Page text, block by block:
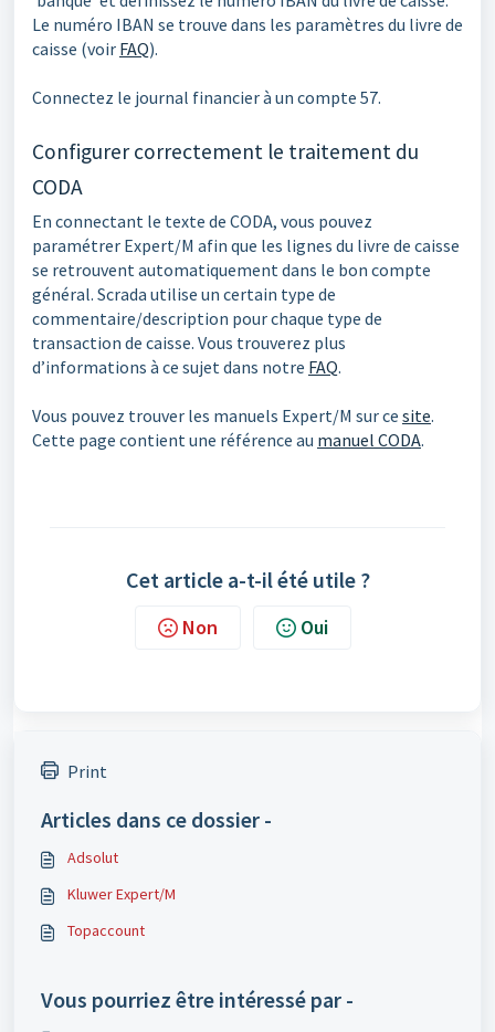
Le numéro IBAN se trouve dans les paramètres du livre de
caisse (voir FAQ).
Connectez le journal financier à un compte 57.
Configurer correctement le traitement du
CODA
En connectant le texte de CODA, vous pouvez
paramétrer Expert/M afin que les lignes du livre de caisse
se retrouvent automatiquement dans le bon compte
général. Scrada utilise un certain type de
commentaire/description pour chaque type de
transaction de caisse. Vous trouverez plus
d’informations à ce sujet dans notre FAQ.
Vous pouvez trouver les manuels Expert/M sur ce site.
Cette page contient une référence au manuel CODA.
Cet article a-t-il été utile ?
Non Oui
Print
Articles dans ce dossier -
Adsolut
Kluwer Expert/M
Topaccount
Vous pourriez être intéressé par -